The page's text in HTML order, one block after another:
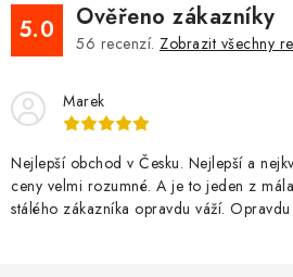
5.0 Ověřeno zákazníky
56 recenzí. Zobrazit všechny
Marek
Nejlepší obchod v Česku. Nejlepší a
ceny velmi rozumné. A je to jeden z
stálého zákazníka opravdu váží.